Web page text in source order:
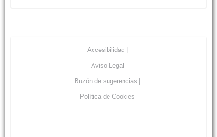
Accesibilidad |
Aviso Legal
Buzón de sugerencias |
Política de Cookies